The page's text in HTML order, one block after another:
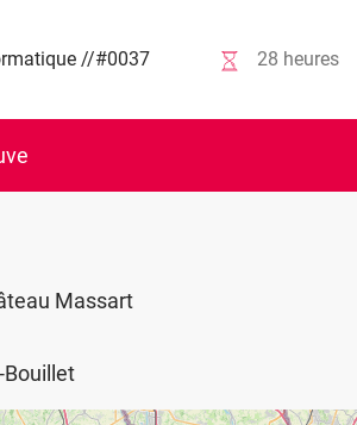
//#0037 28 heures
Massart
Bouillet